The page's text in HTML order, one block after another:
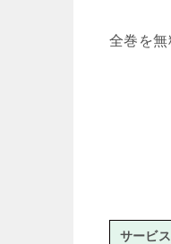
全巻を無
サービ